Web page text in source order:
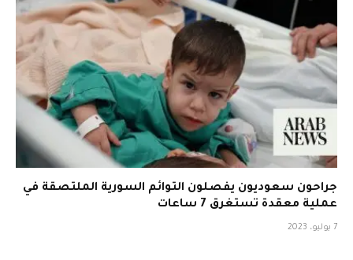
جراحون سعوديون يفصلون التوائم السورية الملتصقة في
عملية معقدة تستغرق 7 ساعات
7 يوليو، 2023